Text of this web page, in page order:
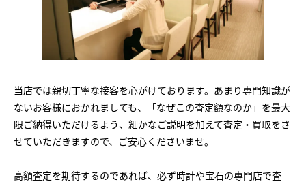
当店では親切丁寧な接客を心がけております。あまり専門知識が
ないお客様におかれましても、「なぜこの査定額なのか」を最大
限ご納得いただけるよう、細かなご説明を加えて査定・買取をさ
せていただきますので、ご安心くださいませ。
高額査定を期待するのであれば、必ず時計や宝石の専門店で査